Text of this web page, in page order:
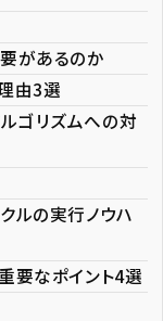
があるのか
由3選
ゴリズムへの対
ルの実行ノウハ
要なポイント4選